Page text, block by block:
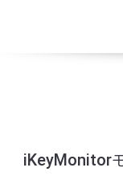
iKeyMonitor